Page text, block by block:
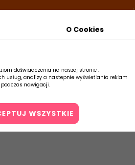
- DODAJ PRODUKT DO KOSZYKA,
O Cookies
doświadczenia na naszej stronie .
usług, analizy a nastepnie wyświetlania reklam
nawigacji.
WSZYSTKIE